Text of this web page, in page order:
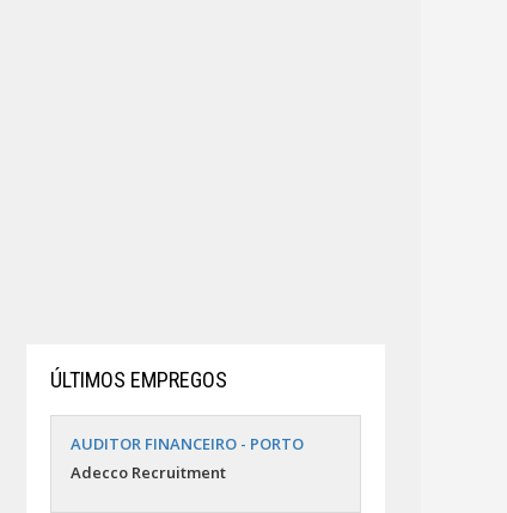
ÚLTIMOS EMPREGOS
AUDITOR FINANCEIRO - PORTO
Adecco Recruitment